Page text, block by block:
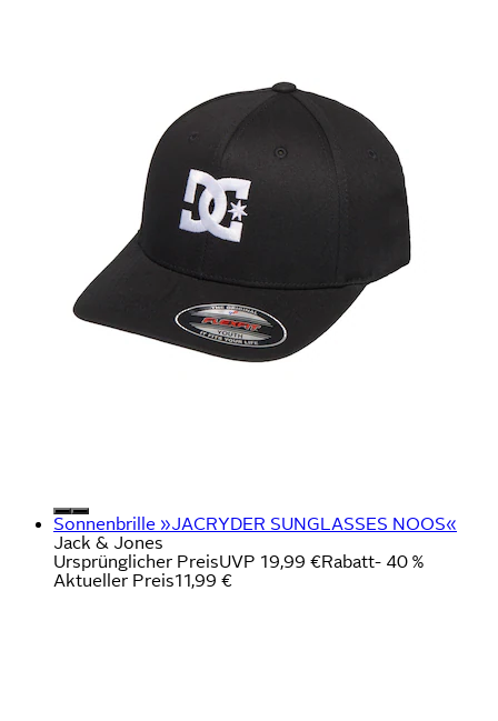
Sonnenbrille »JACRYDER SUNGLASSES NOOS«
Jack & Jones
Ursprünglicher PreisUVP 19,99 €Rabatt- 40 %
Aktueller Preis11,99 €